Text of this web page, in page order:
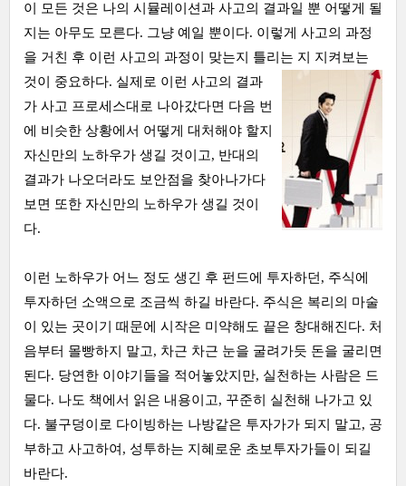
이 모든 것은 나의 시뮬레이션과 사고의 결과일 뿐 어떻게 될
지는 아무도 모른다. 그냥 예일 뿐이다. 이렇게 사고의 과정
을 거친 후 이런 사고의 과정이 맞는지 틀리는 지 지켜보는
것이
중요하다. 실제로 이런 사고의 결과
가 사고 프로세스대로 나아갔다면 다음 번
에 비슷한 상황에서 어떻게 대처해야 할지
자신만의 노하우가 생길 것이고, 반대의
결과가 나오더라도 보안점을 찾아나가다
보면 또한 자신만의 노하우가 생길 것이
다.
이런 노하우가 어느 정도 생긴 후 펀드에 투자하던, 주식에
투자하던 소액으로 조금씩 하길 바란다. 주식은 복리의 마술
이 있는 곳이기 때문에 시작은 미약해도 끝은 창대해진다. 처
음부터 몰빵하지 말고, 차근 차근 눈을 굴려가듯 돈을 굴리면
된다. 당연한 이야기들을 적어놓았지만, 실천하는 사람은 드
물다. 나도 책에서 읽은 내용이고, 꾸준히 실천해 나가고 있
다. 불구덩이로 다이빙하는 나방같은 투자가가 되지 말고, 공
부하고 사고하여, 성투하는 지혜로운 초보투자가들이 되길
바란다.